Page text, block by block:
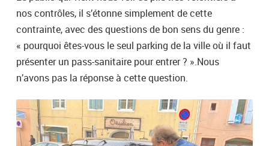
nos contrôles, il s’étonne simplement de cette
contrainte, avec des questions de bon sens du genre :
« pourquoi êtes-vous le seul parking de la ville où il faut
présenter un pass-sanitaire pour entrer ? ».Nous
n’avons pas la réponse à cette question.